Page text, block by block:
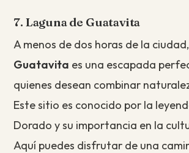
7. Laguna de Guatavita
A menos de dos horas de la
Guatavita es una escapada
quienes desean combinar
Este sitio es conocido por la
Dorado y su importancia en la
Aquí puedes disfrutar de una